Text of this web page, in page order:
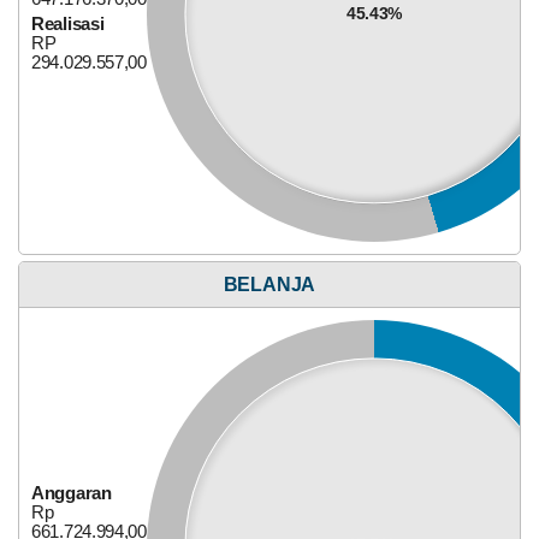
Realisasi
RP
294.029.557,00
45.43%
BELANJA
Anggaran
Rp
661.724.994,00
279.305.000,00
Bagi Hasil Pajak Dan Retribusi